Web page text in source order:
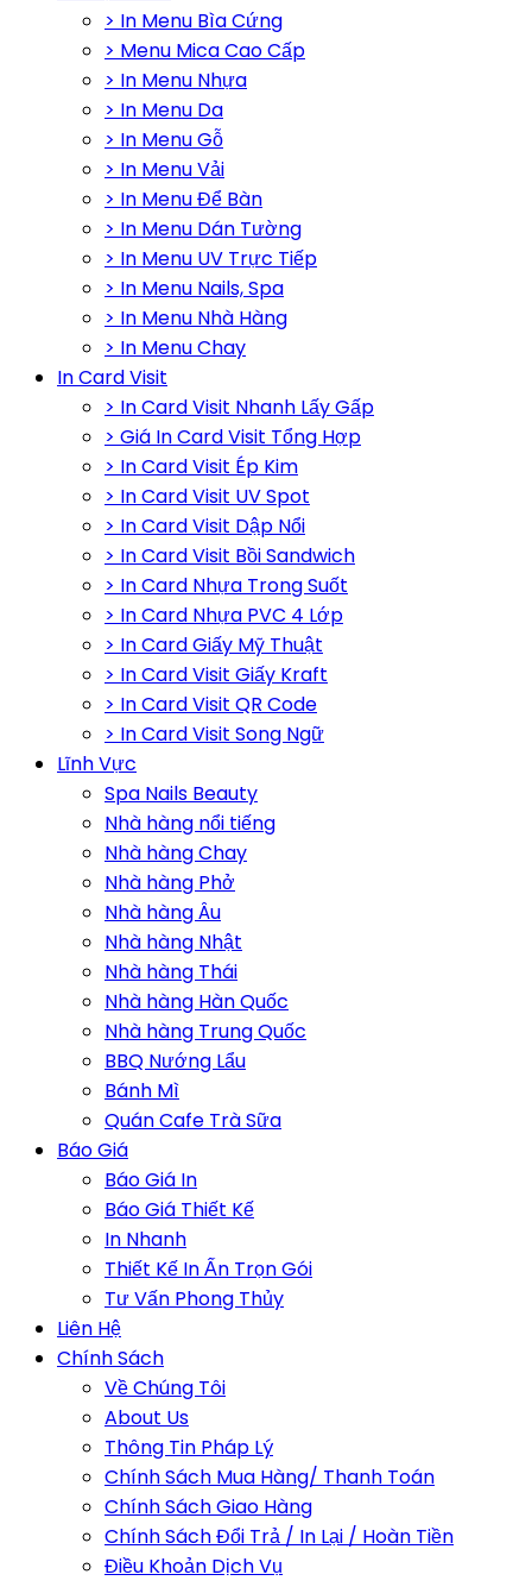
> In Menu Bìa Cứng
> Menu Mica Cao Cấp
> In Menu Nhựa
> In Menu Da
> In Menu Gỗ
> In Menu Vải
> In Menu Để Bàn
> In Menu Dán Tường
> In Menu UV Trực Tiếp
> In Menu Nails, Spa
> In Menu Nhà Hàng
> In Menu Chay
In Card Visit
> In Card Visit Nhanh Lấy Gấp
> Giá In Card Visit Tổng Hợp
> In Card Visit Ép Kim
> In Card Visit UV Spot
> In Card Visit Dập Nổi
> In Card Visit Bồi Sandwich
> In Card Nhựa Trong Suốt
> In Card Nhựa PVC 4 Lớp
> In Card Giấy Mỹ Thuật
> In Card Visit Giấy Kraft
> In Card Visit QR Code
> In Card Visit Song Ngữ
Lĩnh Vực
Spa Nails Beauty
Nhà hàng nổi tiếng
Nhà hàng Chay
Nhà hàng Phở
Nhà hàng Âu
Nhà hàng Nhật
Nhà hàng Thái
Nhà hàng Hàn Quốc
Nhà hàng Trung Quốc
BBQ Nướng Lẩu
Bánh Mì
Quán Cafe Trà Sữa
Báo Giá
Báo Giá In
Báo Giá Thiết Kế
In Nhanh
Thiết Kế In Ấn Trọn Gói
Tư Vấn Phong Thủy
Liên Hệ
Chính Sách
Về Chúng Tôi
About Us
Thông Tin Pháp Lý
Chính Sách Mua Hàng/ Thanh Toán
Chính Sách Giao Hàng
Chính Sách Đổi Trả / In Lại / Hoàn Tiền
Điều Khoản Dịch Vụ